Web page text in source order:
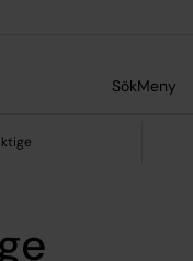
SökMeny